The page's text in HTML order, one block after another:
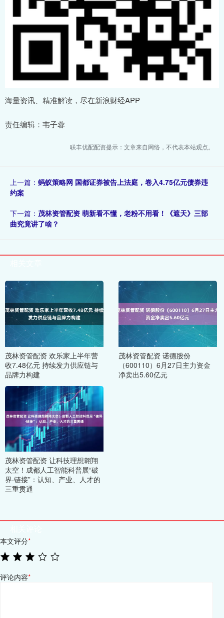
海量资讯、精准解读，尽在新浪财经APP
责任编辑：韦子蓉
联丰优配配资提示：文章来自网络，不代表本站观点。
上一篇： 蚂蚁策略网 国都证券被告上法庭，卷入4.75亿元债券违
约案
下一篇： 茂林资管配资 萌新看不懂，老粉不用看！《遮天》三部
曲究竟讲了啥？
茂林资管配资 欢乐家上半年营
收7.48亿元 持续发力供应链与
品牌力构建
茂林资管配资 诺德股份
（600110）6月27日主力资金
净卖出5.60亿元
茂林资管配资 让科技理想翱翔
太空！成都人工智能科普展“破
界·链接”：认知、产业、人才的
三重贯通
本文评分*
评论内容*